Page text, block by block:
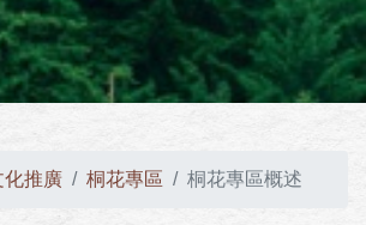
化推廣 桐花專區 桐花專區概述